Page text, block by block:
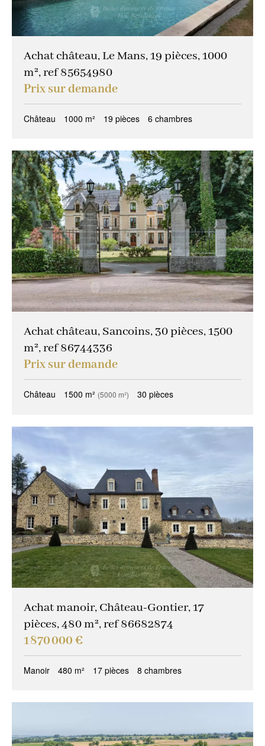
Achat château, Le Mans, 19 pièces, 1000
m², ref 85654980
Prix sur demande
Château 1000 m² 19 pièces 6 chambres
Achat château, Sancoins, 30 pièces, 1500
m², ref 86744336
Prix sur demande
Château 1500 m² (5000 m²) 30 pièces
Achat manoir, Château-Gontier, 17
pièces, 480 m², ref 86682874
1 870 000 €
Manoir 480 m² 17 pièces 8 chambres